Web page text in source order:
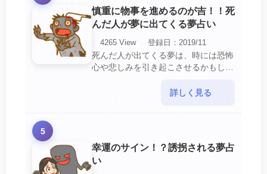
慎重に物事を進めるのが吉！！死
んだ人が夢に出てくる夢占い
4265 View
登録日：2019/11
死んだ人が出てくる夢は、時には恐怖
心や悲しみを引き起こさせるかもしれ
意して欲しいメッセージや警告を伝え
詳しく見る
5
幸運のサイン！？誘拐される夢占
い